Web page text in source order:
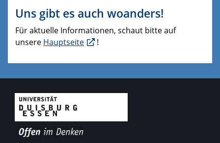
Uns gibt es auch woanders!
Für aktuelle Informationen, schaut bitte auf
unsere Hauptseite !